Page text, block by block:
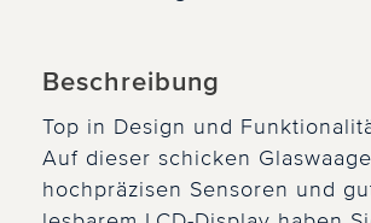
Beschreibung
Top in Design und
Auf dieser schicken
hochpräzisen Sensoren und